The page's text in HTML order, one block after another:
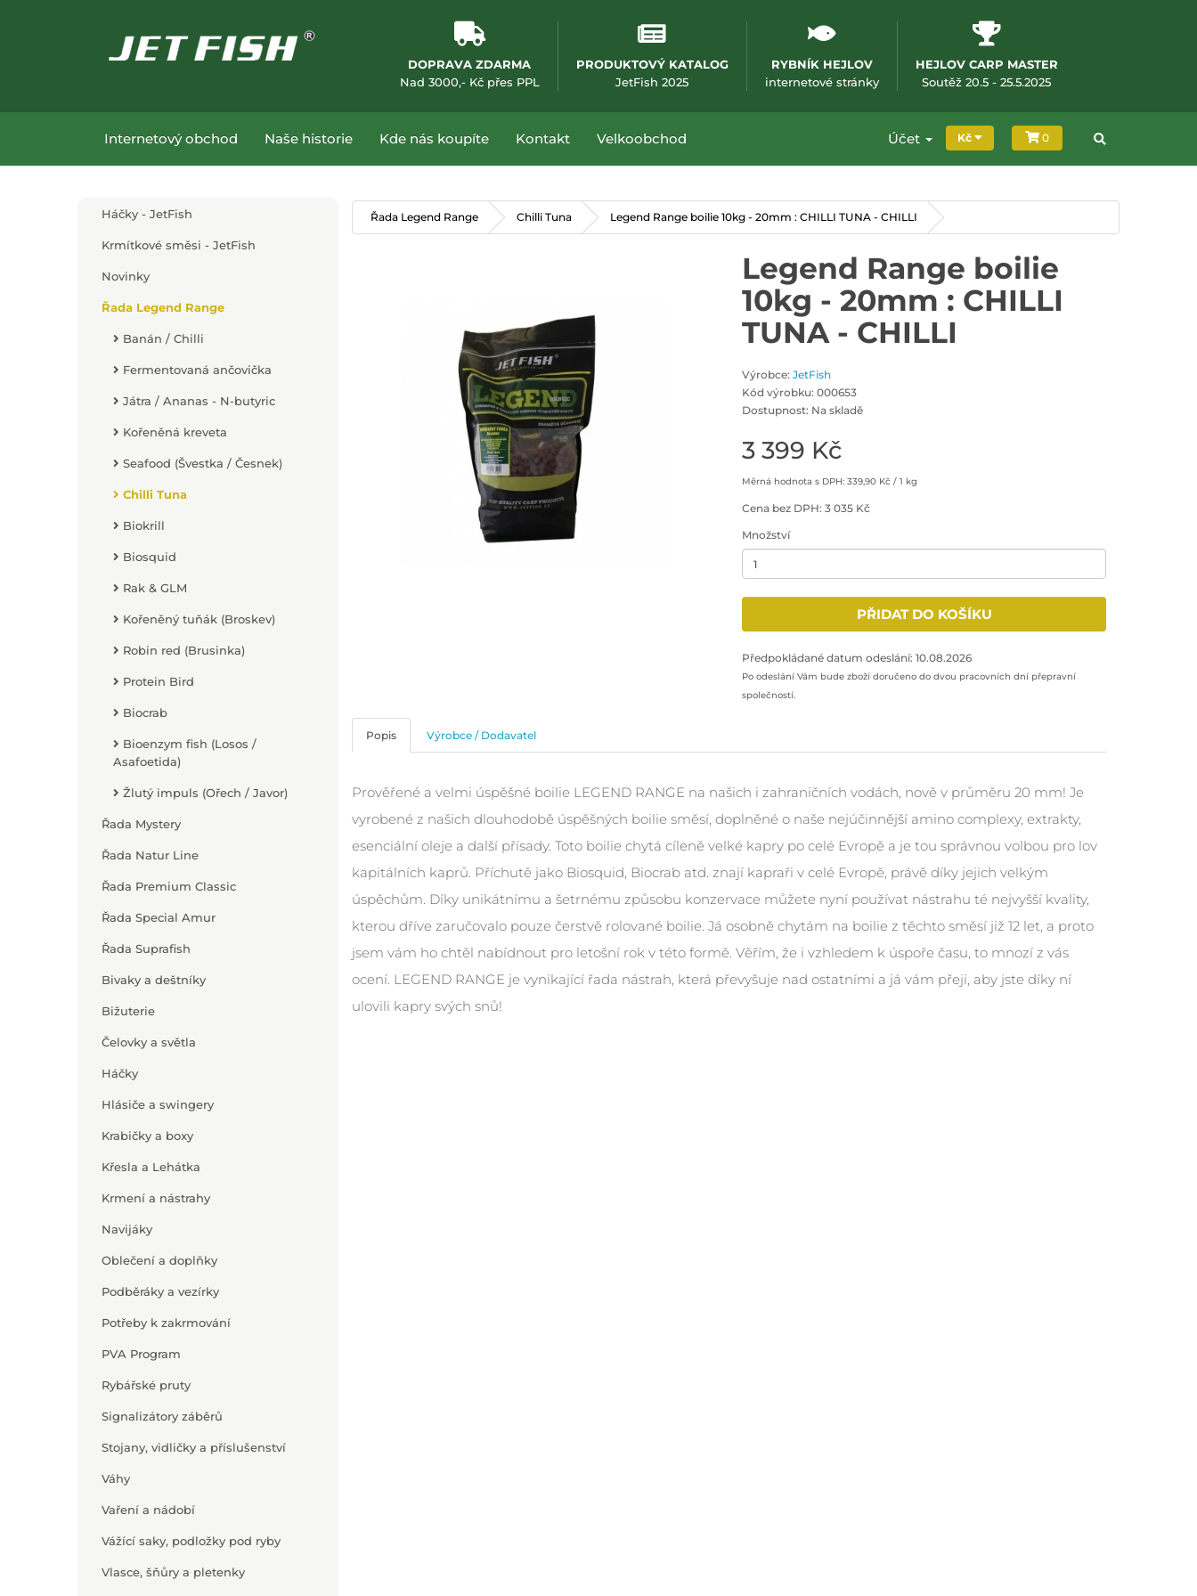
DOPRAVA ZDARMA
Nad 3000,- Kč přes PPL
PRODUKTOVÝ KATALOG
JetFish 2025(otevře se v novém okně)
RYBNÍK HEJLOV
internetové stránky(otevře se v novém okně)
HEJLOV CARP MASTER
Soutěž 20.5 - 25.5.2025(otevře se v novém
Internetový obchod Naše historie Kde nás koupíte Kontakt Velkoobchod Účet Kč 0
Přejít na hlavní obsah
Háčky - JetFish
Krmítkové směsi - JetFish
Novinky
Řada Legend Range
Banán / Chilli
Fermentovaná ančovička
Játra / Ananas - N-butyric
Kořeněná kreveta
Seafood (Švestka / Česnek)
Chilli Tuna
Biokrill
Biosquid
Rak & GLM
Kořeněný tuňák (Broskev)
Robin red (Brusinka)
Protein Bird
Biocrab
Bioenzym fish (Losos /
Asafoetida)
Žlutý impuls (Ořech / Javor)
Řada Mystery
Řada Natur Line
Řada Premium Classic
Řada Special Amur
Řada Suprafish
Bivaky a deštníky
Bižuterie
Čelovky a světla
Háčky
Hlásiče a swingery
Krabičky a boxy
Křesla a Lehátka
Krmení a nástrahy
Navijáky
Oblečení a doplňky
Podběráky a vezírky
Potřeby k zakrmování
PVA Program
Rybářské pruty
Signalizátory záběrů
Stojany, vidličky a příslušenství
Váhy
Vaření a nádobí
Vážící saky, podložky pod ryby
Vlasce, šňůry a pletenky
Řada Legend Range Chilli Tuna Legend Range boilie 10kg - 20mm : CHILLI TUNA - CHILLI
Legend Range boilie
10kg - 20mm : CHILLI
TUNA - CHILLI
Výrobce:JetFish
Kód výrobku: 000653
Dostupnost: Na skladě
3 399 Kč
Měrná hodnota s DPH: 339,90 Kč / 1 kg
Cena bez DPH: 3 035 Kč
Množství
PŘIDAT DO KOŠÍKU
Předpokládané datum odeslání: 10.08.2026
Po odeslání Vám bude zboží doručeno do dvou pracovních dní přepravní
společností.
Popis Výrobce / Dodavatel
Prověřené a velmi úspěšné boilie LEGEND RANGE na našich i zahraničních vodách, nově v průměru 20 mm! Je
vyrobené z našich dlouhodobě úspěšných boilie směsí, doplněné o naše nejúčinnější amino complexy, extrakty,
esenciální oleje a další přísady. Toto boilie chytá cíleně velké kapry po celé Evropě a je tou správnou volbou pro lov
kapitálních kaprů. Příchutě jako Biosquid, Biocrab atd. znají kapraři v celé Evropě, právě díky jejich velkým
úspěchům. Díky unikátnímu a šetrnému způsobu konzervace můžete nyní používat nástrahu té nejvyšší kvality,
kterou dříve zaručovalo pouze čerstvě rolované boilie. Já osobně chytám na boilie z těchto směsí již 12 let, a proto
jsem vám ho chtěl nabídnout pro letošní rok v této formě. Věřím, že i vzhledem k úspoře času, to mnozí z vás
ocení. LEGEND RANGE je vynikající řada nástrah, která převyšuje nad ostatními a já vám přeji, aby jste díky ní
ulovili kapry svých snů!